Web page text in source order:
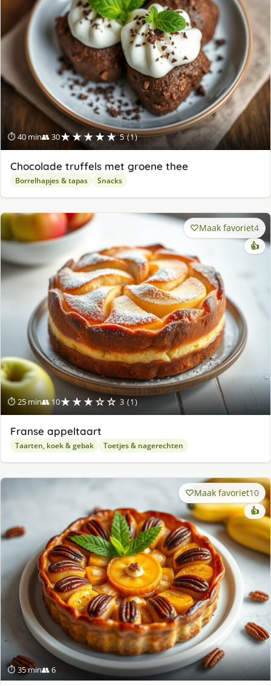
⏱ 40 min👥 30★★★★★ 5 (1)
Chocolade truffels met groene thee
Borrelhapjes & tapas Snacks
⏱ 25 min👥 10★★★☆☆ 3 (1)
Maak favoriet4
👍
Franse appeltaart
Taarten, koek & gebak Toetjes & nagerechten
⏱ 35 min👥 6
Maak favoriet10
👍